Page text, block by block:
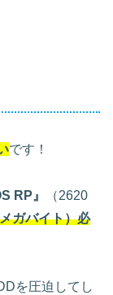
です！
RP』
（2620
ガバイト）必
を圧迫してし